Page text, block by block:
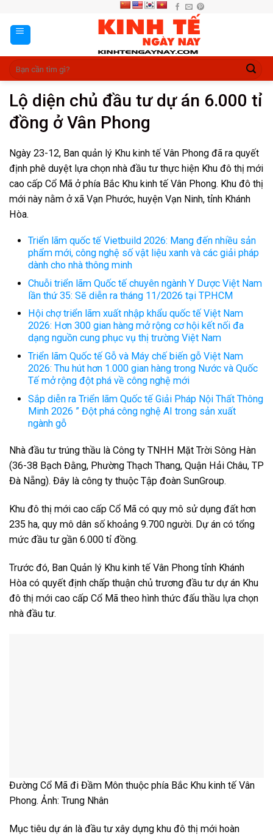
content
Lộ diện chủ đầu tư dự án 6.000 tỉ
đồng ở Vân Phong
Ngày 23-12, Ban quản lý Khu kinh tế Vân Phong đã ra quyết
định phê duyệt lựa chọn nhà đầu tư thực hiện Khu đô thị mới
cao cấp Cổ Mã ở phía Bắc Khu kinh tế Vân Phong. Khu đô thị
mới này nằm ở xã Vạn Phước, huyện Vạn Ninh, tỉnh Khánh
Hòa.
Triển lãm quốc tế Vietbuild 2026: Mang đến nhiều sản
phẩm mới, công nghệ số vật liệu xanh và các giải pháp
dành cho nhà thông minh
Chuỗi triển lãm Quốc tế chuyên ngành Y Dược Việt Nam
lần thứ 35: Sẽ diễn ra tháng 11/2026 tại TP.HCM
Hội chợ triển lãm xuất nhập khẩu quốc tế Việt Nam
2026: Hơn 300 gian hàng mở rộng cơ hội kết nối đa
dạng nguồn cung phục vụ thị trường Việt Nam
Triển lãm Quốc tế Gỗ và Máy chế biến gỗ Việt Nam
2026: Thu hút hơn 1.000 gian hàng trong Nước và Quốc
Tế mở rộng đột phá về công nghệ mới
Sắp diễn ra Triển lãm Quốc tế Giải Pháp Nội Thất Thông
Minh 2026 ” Đột phá công nghệ AI trong sản xuất
ngành gỗ
Nhà đầu tư trúng thầu là Công ty TNHH Mặt Trời Sông Hàn
(36-38 Bạch Đằng, Phường Thạch Thang, Quận Hải Châu, TP
Đà Nẵng). Đây là công ty thuộc Tập đoàn SunGroup.
Khu đô thị mới cao cấp Cổ Mã có quy mô sử dụng đất hơn
235 ha, quy mô dân số khoảng 9.700 người. Dự án có tổng
mức đầu tư gần 6.000 tỉ đồng.
Trước đó, Ban Quản lý Khu kinh tế Vân Phong tỉnh Khánh
Hòa có quyết định chấp thuận chủ trương đầu tư dự án Khu
đô thị mới cao cấp Cổ Mã theo hình thức đấu thầu lựa chọn
nhà đầu tư.
Đường Cổ Mã đi Đầm Môn thuộc phía Bắc Khu kinh tế Vân
Phong. Ảnh: Trung Nhân
Mục tiêu dự án là đầu tư xây dựng khu đô thị mới hoàn